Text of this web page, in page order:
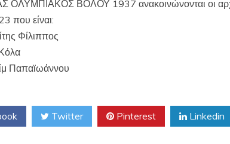
ΟΛΥΜΠΙΑΚΟΣ ΒΟΛΟΥ 1937 ανακοινώνονται οι
που είναι:
Φίλιππος
Παπαϊωάννου
Twitter Pinterest Linkedin